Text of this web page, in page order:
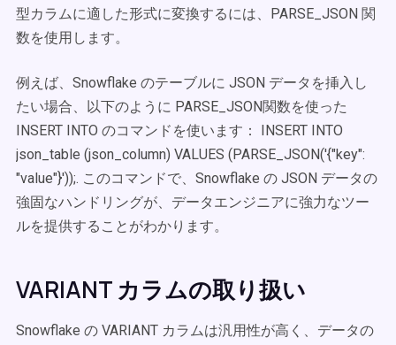
型カラムに適した形式に変換するには、PARSE_JSON 関
数を使用します。
例えば、Snowflake のテーブルに JSON データを挿入し
たい場合、以下のように PARSE_JSON関数を使った
INSERT INTO のコマンドを使います： INSERT INTO
json_table (json_column) VALUES (PARSE_JSON('{"key":
"value"}'));. このコマンドで、Snowflake の JSON データの
強固なハンドリングが、データエンジニアに強力なツー
ルを提供することがわかります。
VARIANT カラムの取り扱い
Snowflake の VARIANT カラムは汎用性が高く、データの